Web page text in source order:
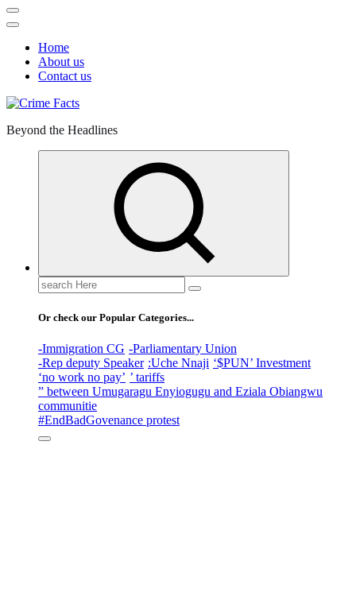
Home
About us
Contact us
Beyond the Headlines
Search
for:
Or check our Popular Categories...
-Immigration CG -Parliamentary Union
-Rep deputy Speaker :Uche Nnaji ‘$PUN’ Investment
‘no work no pay’ ’ tariffs
” between Umugaragu Enyiogugu and Eziala Obiangwu
communitie
#EndBadGovenance protest